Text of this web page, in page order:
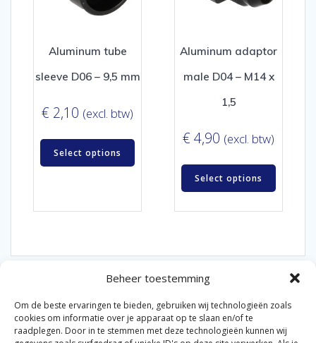
Beheer toestemming
Om de beste ervaringen te bieden, gebruiken wij technologieën zoals
cookies om informatie over je apparaat op te slaan en/of te
raadplegen. Door in te stemmen met deze technologieën kunnen wij
Aluminum tube
sleeve D06 – 9,5 mm
€ 2,10 (excl. btw)
Select options
Aluminum adaptor
male D04 – M14 x
1,5
€ 4,90 (excl. btw)
Select options